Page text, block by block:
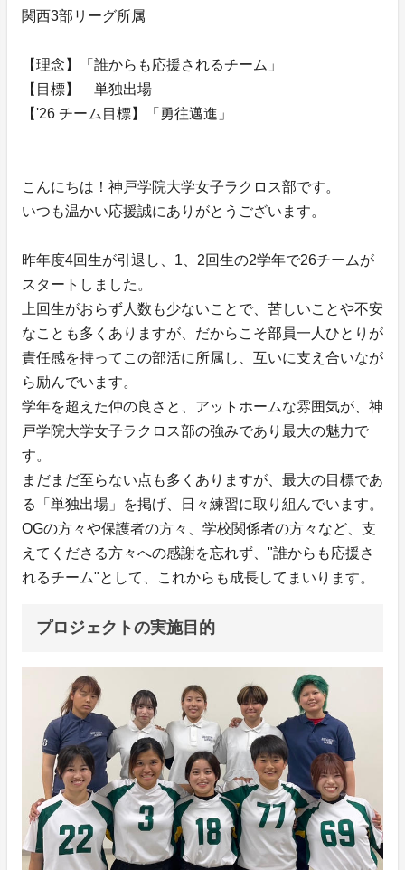
関西3部リーグ所属
【理念】「誰からも応援されるチーム」
【目標】 単独出場
【'26 チーム目標】「勇往邁進」
こんにちは！神戸学院大学女子ラクロス部です。
いつも温かい応援誠にありがとうございます。
昨年度4回生が引退し、1、2回生の2学年で26チームが
スタートしました。
上回生がおらず人数も少ないことで、苦しいことや不安
なことも多くありますが、だからこそ部員一人ひとりが
責任感を持ってこの部活に所属し、互いに支え合いなが
ら励んでいます。
学年を超えた仲の良さと、アットホームな雰囲気が、神
戸学院大学女子ラクロス部の強みであり最大の魅力で
す。
まだまだ至らない点も多くありますが、最大の目標であ
る「単独出場」を掲げ、日々練習に取り組んでいます。
OGの方々や保護者の方々、学校関係者の方々など、支
えてくださる方々への感謝を忘れず、"誰からも応援さ
れるチーム"として、これからも成長してまいります。
プロジェクトの実施目的